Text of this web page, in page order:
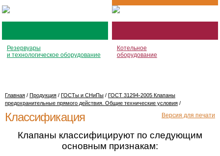
Резервуары
и технологическое оборудование
Котельное
оборудование
Главная / Продукция / ГОСТы и СНиПы / ГОСТ 31294-2005 Клапаны
предохранительные прямого действия. Общие технические условия /
Версия для печати
Классификация
Клапаны классифицируют по следующим
основным признакам: